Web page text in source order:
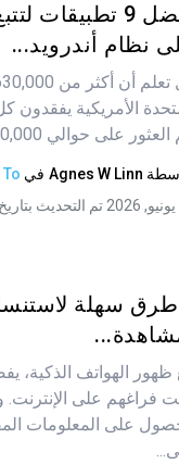
المقالة
نسخ الرابط
أفضل 9
نظام أندرويد...
الأمريكية يفقدون
على حوالي 90,000 شخص سنويًا. إن...
Agnes W Linn في To
المقالة
4 طرق سهلة
ظهور الهواتف الذكية،
فراغهم على
على المعلومات